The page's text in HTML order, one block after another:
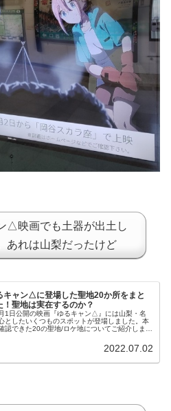
△映画でも土器が出土し
あれは山梨だったけど
キャン△に登場した聖地20か所をまと
！聖地は実在するのか？
1日公開の映画『ゆるキャン△』には山梨・名
としたいくつものスポットが登場しました。本
認できた20の聖地/ロケ地についてご紹介しま
2022.07.02